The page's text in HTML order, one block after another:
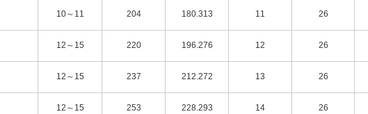
10～11 204 180.313 11 26
12～15 220 196.276 12 26
12～15 237 212.272 13 26
12～15 253 228.293 14 26